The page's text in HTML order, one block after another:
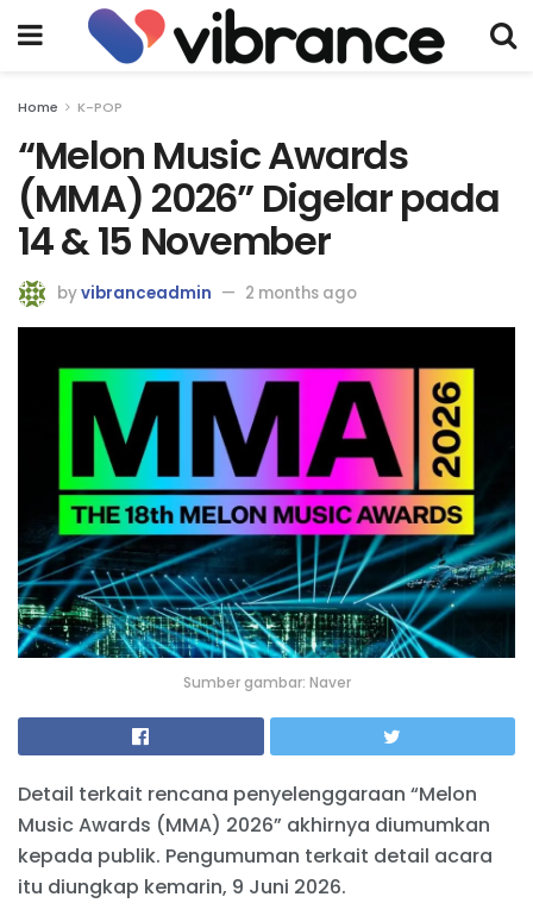
Home K-POP
“Melon Music Awards
(MMA) 2026” Digelar pada
14 & 15 November
byvibranceadmin 2 months ago
Sumber gambar: Naver
Detail terkait rencana penyelenggaraan “Melon
Music Awards (MMA) 2026” akhirnya diumumkan
kepada publik. Pengumuman terkait detail acara
itu diungkap kemarin, 9 Juni 2026.